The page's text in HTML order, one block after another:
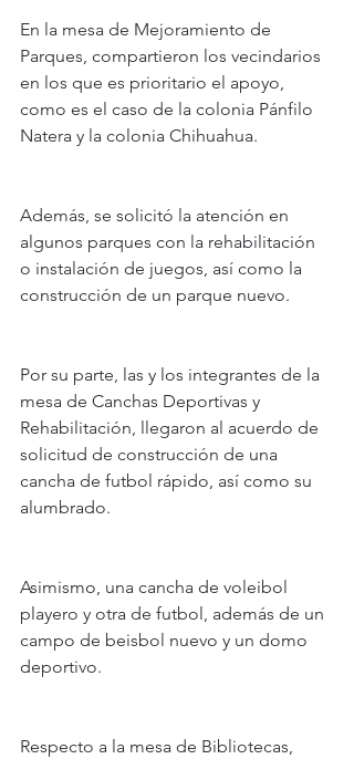
En la mesa de Mejoramiento de
Parques, compartieron los vecindarios
en los que es prioritario el apoyo,
como es el caso de la colonia Pánfilo
Natera y la colonia Chihuahua.
Además, se solicitó la atención en
algunos parques con la rehabilitación
o instalación de juegos, así como la
construcción de un parque nuevo.
Por su parte, las y los integrantes de la
mesa de Canchas Deportivas y
Rehabilitación, llegaron al acuerdo de
solicitud de construcción de una
cancha de futbol rápido, así como su
alumbrado.
Asimismo, una cancha de voleibol
playero y otra de futbol, además de un
campo de beisbol nuevo y un domo
deportivo.
Respecto a la mesa de Bibliotecas,